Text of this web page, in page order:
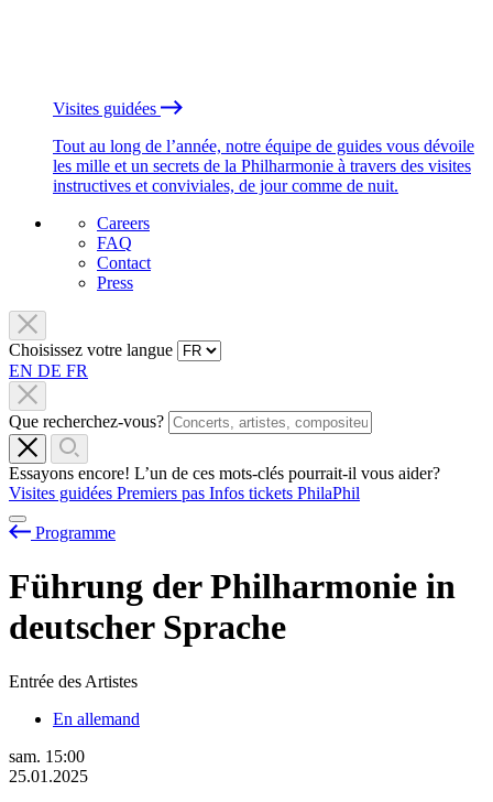
Visites guidées
Tout au long de l’année, notre équipe de guides vous dévoile
les mille et un secrets de la Philharmonie à travers des visites
instructives et conviviales, de jour comme de nuit.
Careers
FAQ
Contact
Press
Choisissez votre langue
EN DE FR
Que recherchez-vous?
Essayons encore! L’un de ces mots-clés pourrait-il vous aider?
Visites guidées Premiers pas Infos tickets PhilaPhil
Programme
Führung der Philharmonie in
deutscher Sprache
Entrée des Artistes
En allemand
sam. 15:00
25.01.2025